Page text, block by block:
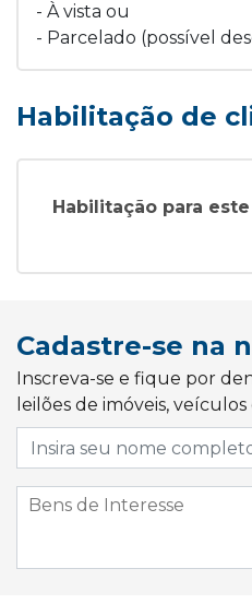
- À vista ou
- Parcelado (possível
Habilitação de
Habilitação para
Cadastre-se na
Inscreva-se e fique por
leilões de imóveis,